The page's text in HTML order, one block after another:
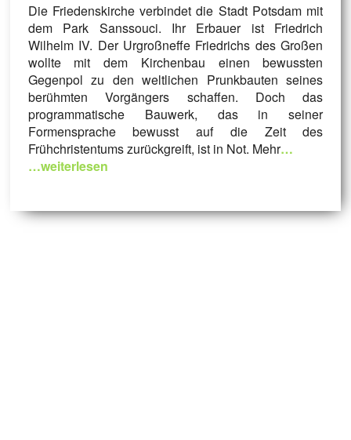
Die Friedenskirche verbindet die Stadt Potsdam mit
dem Park Sanssouci. Ihr Erbauer ist Friedrich
Wilhelm IV. Der Urgroßneffe Friedrichs des Großen
wollte mit dem Kirchenbau einen bewussten
Gegenpol zu den weltlichen Prunkbauten seines
berühmten Vorgängers schaffen. Doch das
programmatische Bauwerk, das in seiner
Formensprache bewusst auf die Zeit des
Frühchristentums zurückgreift, ist in Not. Mehr…
…weiterlesen